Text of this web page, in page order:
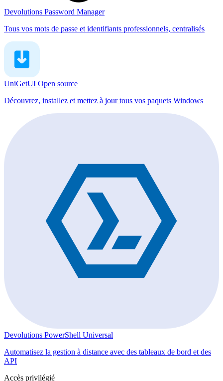
Devolutions Password Manager
Tous vos mots de passe et identifiants professionnels, centralisés
UniGetUI Open source
Découvrez, installez et mettez à jour tous vos paquets Windows
Devolutions PowerShell Universal
Automatisez la gestion à distance avec des tableaux de bord et des
API
Accès privilégié